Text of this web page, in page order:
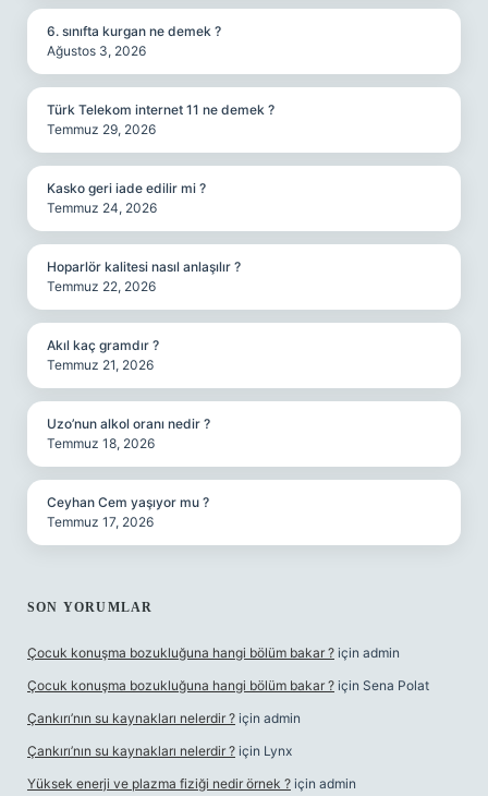
6. sınıfta kurgan ne demek ?
Ağustos 3, 2026
Türk Telekom internet 11 ne demek ?
Temmuz 29, 2026
Kasko geri iade edilir mi ?
Temmuz 24, 2026
Hoparlör kalitesi nasıl anlaşılır ?
Temmuz 22, 2026
Akıl kaç gramdır ?
Temmuz 21, 2026
Uzo’nun alkol oranı nedir ?
Temmuz 18, 2026
Ceyhan Cem yaşıyor mu ?
Temmuz 17, 2026
SON YORUMLAR
Çocuk konuşma bozukluğuna hangi bölüm bakar ? için admin
Çocuk konuşma bozukluğuna hangi bölüm bakar ? için Sena Polat
Çankırı’nın su kaynakları nelerdir ? için admin
Çankırı’nın su kaynakları nelerdir ? için Lynx
Yüksek enerji ve plazma fiziği nedir örnek ? için admin